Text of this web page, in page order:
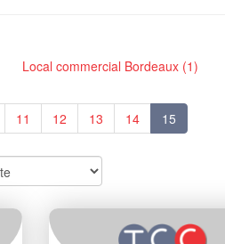
Local commercial Bordeaux (1)
11 12 13 14 15